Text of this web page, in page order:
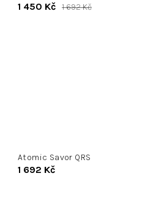
1 450 Kč 1 692 Kč
Atomic Savor QRS
1 692 Kč